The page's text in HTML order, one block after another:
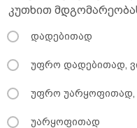
კუთხით
დადებითად
უფრო დადებითად,
უფრო უარყოფითად,
უარყოფითად